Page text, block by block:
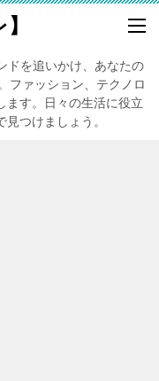
ドを追いかけ、あなたの
ファッション、テクノロ
ます。日々の生活に役立
つけましょう。